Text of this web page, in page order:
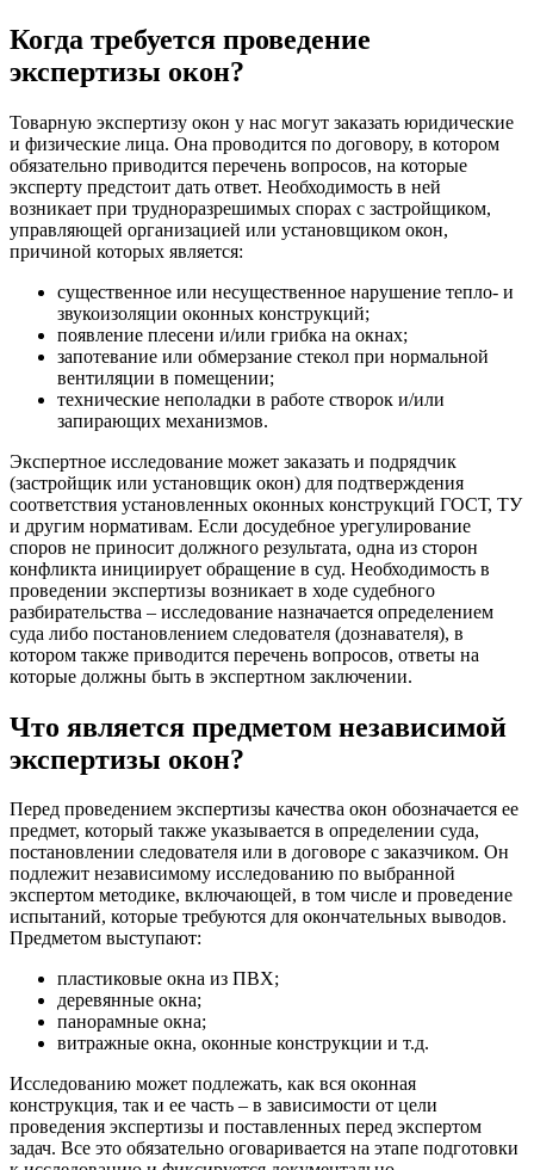
Когда требуется проведение
экспертизы окон?
Товарную экспертизу окон у нас могут заказать юридические
и физические лица. Она проводится по договору, в котором
обязательно приводится перечень вопросов, на которые
эксперту предстоит дать ответ. Необходимость в ней
возникает при трудноразрешимых спорах с застройщиком,
управляющей организацией или установщиком окон,
причиной которых является:
существенное или несущественное нарушение тепло- и
звукоизоляции оконных конструкций;
появление плесени и/или грибка на окнах;
запотевание или обмерзание стекол при нормальной
вентиляции в помещении;
технические неполадки в работе створок и/или
запирающих механизмов.
Экспертное исследование может заказать и подрядчик
(застройщик или установщик окон) для подтверждения
соответствия установленных оконных конструкций ГОСТ, ТУ
и другим нормативам. Если досудебное урегулирование
споров не приносит должного результата, одна из сторон
конфликта инициирует обращение в суд. Необходимость в
проведении экспертизы возникает в ходе судебного
разбирательства – исследование назначается определением
суда либо постановлением следователя (дознавателя), в
котором также приводится перечень вопросов, ответы на
которые должны быть в экспертном заключении.
Что является предметом независимой
экспертизы окон?
Перед проведением экспертизы качества окон обозначается ее
предмет, который также указывается в определении суда,
постановлении следователя или в договоре с заказчиком. Он
подлежит независимому исследованию по выбранной
экспертом методике, включающей, в том числе и проведение
испытаний, которые требуются для окончательных выводов.
Предметом выступают:
пластиковые окна из ПВХ;
деревянные окна;
панорамные окна;
витражные окна, оконные конструкции и т.д.
Исследованию может подлежать, как вся оконная
конструкция, так и ее часть – в зависимости от цели
проведения экспертизы и поставленных перед экспертом
задач. Все это обязательно оговаривается на этапе подготовки